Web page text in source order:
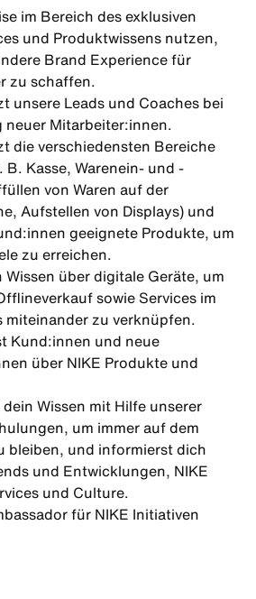
im Bereich des exklusiven
und Produktwissens nutzen,
Brand Experience für
zu schaffen.
unsere Leads und Coaches bei
neuer Mitarbeiter:innen.
die verschiedensten Bereiche
B. Kasse, Warenein- und -
von Waren auf der
Aufstellen von Displays) und
geeignete Produkte, um
zu erreichen.
über digitale Geräte, um
sowie Services im
miteinander zu verknüpfen.
Kund:innen und neue
über NIKE Produkte und
Wissen mit Hilfe unserer
um immer auf dem
bleiben, und informierst dich
und Entwicklungen, NIKE
und Culture.
für NIKE Initiativen